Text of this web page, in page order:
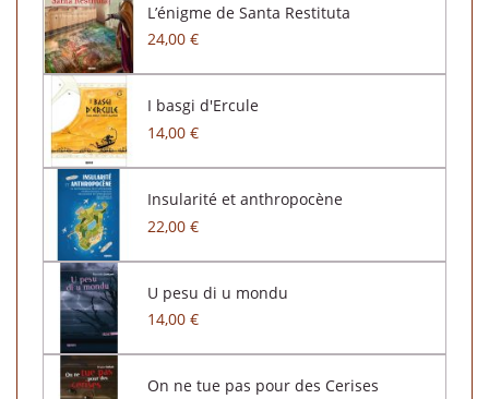
L’énigme de Santa Restituta
24,00 €
I basgi d'Ercule
14,00 €
Insularité et anthropocène
22,00 €
U pesu di u mondu
14,00 €
On ne tue pas pour des Cerises